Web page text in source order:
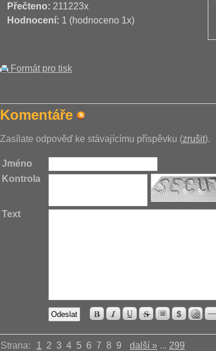
Přečteno: 211223x
Hodnocení: 1 (hodnoceno 1x)
Formát pro tisk
Komentáře
Zasílate odpověď ke stávajícímu příspěvku (zrušit).
Jméno
Kontrola
Text
Strana: 1 2 3 4 5 6 7 8 9 další » ... 299